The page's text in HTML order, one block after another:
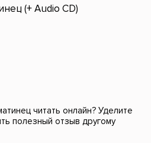
(+ Audio CD)
читать онлайн? Уделите
полезный отзыв другому